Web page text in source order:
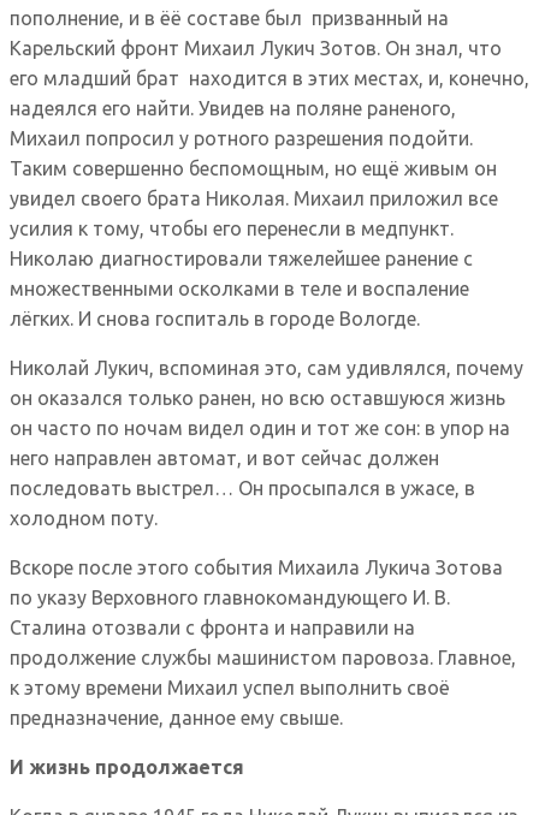
пополнение, и в ёё составе был призванный на
Карельский фронт Михаил Лукич Зотов. Он знал, что
его младший брат находится в этих местах, и, конечно,
надеялся его найти. Увидев на поляне раненого,
Михаил попросил у ротного разрешения подойти.
Таким совершенно беспомощным, но ещё живым он
увидел своего брата Николая. Михаил приложил все
усилия к тому, чтобы его перенесли в медпункт.
Николаю диагностировали тяжелейшее ранение с
множественными осколками в теле и воспаление
лёгких. И снова госпиталь в городе Вологде.
Николай Лукич, вспоминая это, сам удивлялся, почему
он оказался только ранен, но всю оставшуюся жизнь
он часто по ночам видел один и тот же сон: в упор на
него направлен автомат, и вот сейчас должен
последовать выстрел… Он просыпался в ужасе, в
холодном поту.
Вскоре после этого события Михаила Лукича Зотова
по указу Верховного главнокомандующего И. В.
Сталина отозвали с фронта и направили на
продолжение службы машинистом паровоза. Главное,
к этому времени Михаил успел выполнить своё
предназначение, данное ему свыше.
И жизнь продолжается